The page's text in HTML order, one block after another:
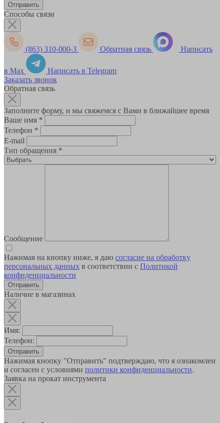
Способы связи
(863) 310-000-3 Обратная связь Написать
в Max
Написать в Telegram
Заказать звонок
Обратная связь
Заполните форму, и мы свяжемся с Вами в ближайшее время
Ваше имя *
Телефон *
E-mail
Тип обращения *
Сообщение
Нажимая на кнопку ниже, я даю согласие на обработку
персональных данных в соответствии с Политикой
конфиденциальности
Наличие в магазинах
Имя:
Телефон:
Отправить
Нажимая кнопку "Отправить" подтверждаю, что я ознакомлен
и согласен с условиями политики конфиденциальности.
Заявка на прокат инструмента